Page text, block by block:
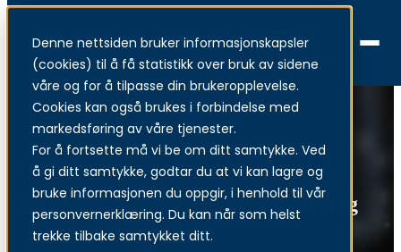
Denne nettsiden bruker informasjonskapsler
(cookies) til å få statistikk over bruk av sidene
våre og for å tilpasse din brukeropplevelse.
Cookies kan også brukes i forbindelse med
markedsføring av våre tjenester.
For å fortsette må vi be om ditt samtykke. Ved
å gi ditt samtykke, godtar du at vi kan lagre og
bruke informasjonen du oppgir, i henhold til vår
personvernerklæring. Du kan når som helst
trekke tilbake samtykket ditt.
Menu
17.08.2020
5 steg mot helhetlig sikkerhetsstyring